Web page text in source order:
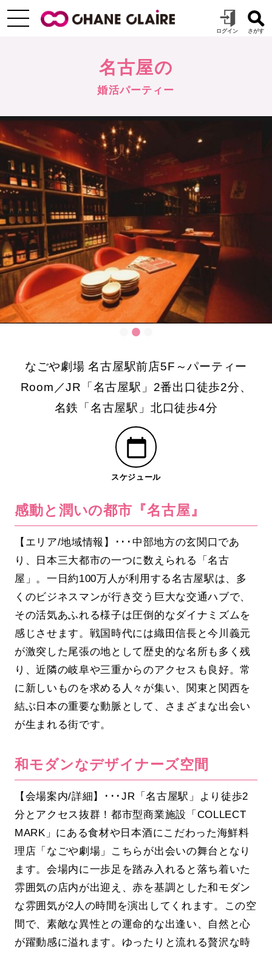
名古屋の
婚活パーティー
なごや劇場 名古屋駅前店5F～パーティー
Room／JR「名古屋駅」2番出口徒歩2分、
名鉄「名古屋駅」北口徒歩4分
スケジュール
感動と潤いの都市『名古屋』
【エリア/地域情報】･･･中部地方の玄関口であ
り、日本三大都市の一つに数えられる「名古
屋」。一日約100万人が利用する名古屋駅は、多
くのビジネスマンが行き交う巨大な交通ハブで、
その活気あふれる様子は圧倒的なダイナミズムを
感じさせます。戦国時代には織田信長と今川義元
が激突した尾張の地として歴史的な名所も多く残
り、近隣の岐阜や三重からのアクセスも良好。常
に新しいものを求める人々が集い、関東と関西を
結ぶ日本の重要な動脈として、さまざまな出会い
が生まれる街です。
和モダンなデザイナーズ空間
【会場案内/詳細】･･･JR「名古屋駅」より徒歩2
分とアクセス抜群！都市型商業施設「COLLECT
MARK」にある食材や日本酒にこだわった海鮮料
理店「なごや劇場」こちらが出会いの舞台となり
ます。会場内に一歩足を踏み入れると落ち着いた
雰囲気の店内が出迎え、赤を基調とした和モダン
な雰囲気が2人の時間を演出してくれます。この空
間で、素敵な異性との運命的な出逢い、自然と心
が躍動感に溢れます。ゆったりと流れる贅沢な時